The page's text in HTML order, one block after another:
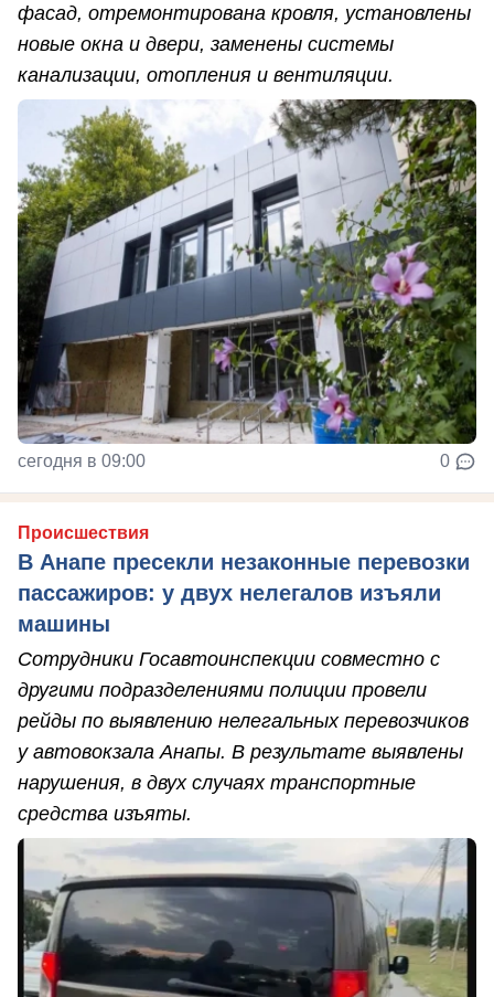
фасад, отремонтирована кровля, установлены
новые окна и двери, заменены системы
канализации, отопления и вентиляции.
сегодня в 09:00 0
Происшествия
В Анапе пресекли незаконные перевозки
пассажиров: у двух нелегалов изъяли
машины
Сотрудники Госавтоинспекции совместно с
другими подразделениями полиции провели
рейды по выявлению нелегальных перевозчиков
у автовокзала Анапы. В результате выявлены
нарушения, в двух случаях транспортные
средства изъяты.